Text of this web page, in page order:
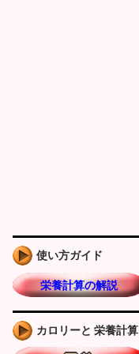
使い方ガイド
栄養計算の解説
カロリーと 栄養計算